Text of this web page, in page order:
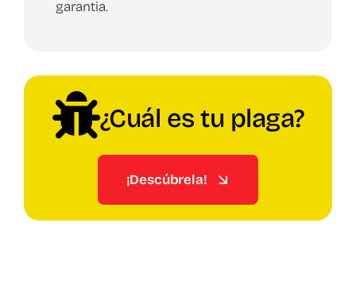
garantia.
¿Cuál es tu plaga?
¡Descúbrela!